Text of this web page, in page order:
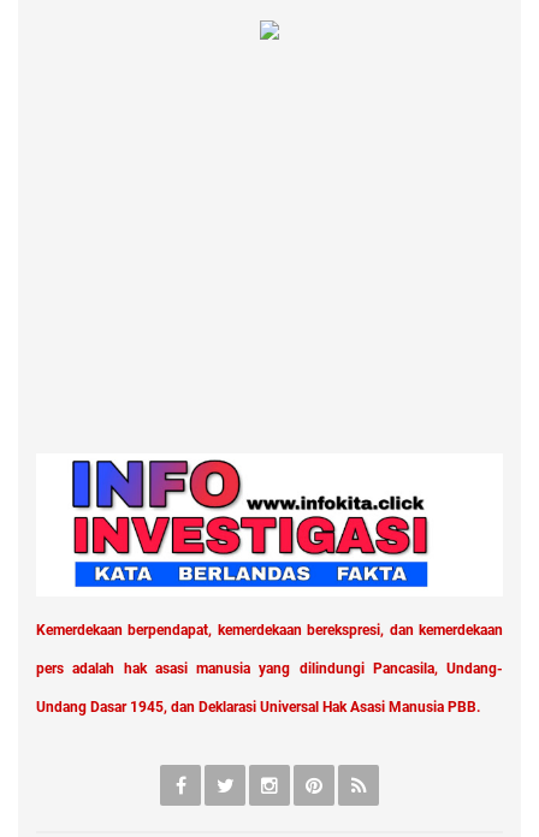
Kemerdekaan berpendapat, kemerdekaan berekspresi, dan kemerdekaan
pers adalah hak asasi manusia yang dilindungi Pancasila, Undang-
Undang Dasar 1945, dan Deklarasi Universal Hak Asasi Manusia PBB.